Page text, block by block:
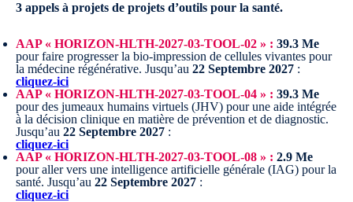
3 appels à projets de projets d’outils pour la santé.
AAP « HORIZON-HLTH-2027-03-TOOL-02 » : 39.3 Me
pour faire progresser la bio-impression de cellules vivantes pour
la médecine régénérative. Jusqu’au 22 Septembre 2027 :
cliquez-ici
AAP « HORIZON-HLTH-2027-03-TOOL-04 » : 39.3 Me
pour des jumeaux humains virtuels (JHV) pour une aide intégrée
à la décision clinique en matière de prévention et de diagnostic.
Jusqu’au 22 Septembre 2027 :
cliquez-ici
AAP « HORIZON-HLTH-2027-03-TOOL-08 » : 2.9 Me
pour aller vers une intelligence artificielle générale (IAG) pour la
santé. Jusqu’au 22 Septembre 2027 :
cliquez-ici